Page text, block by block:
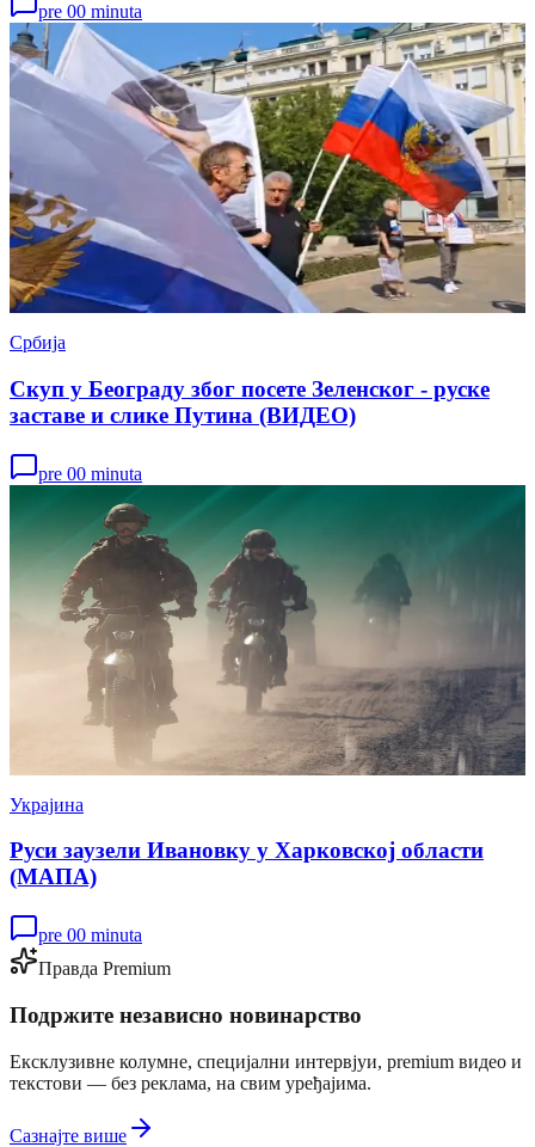
pre 00 minuta
Србија
Скуп у Београду због посете Зеленског - руске
заставе и слике Путина (ВИДЕО)
pre 00 minuta
Украјина
Руси заузели Ивановку у Харковској области
(МАПА)
pre 00 minuta
Правда Premium
Подржите независно новинарство
Ексклузивне колумне, специјални интервјуи, premium видео и
текстови — без реклама, на свим уређајима.
Сазнајте више